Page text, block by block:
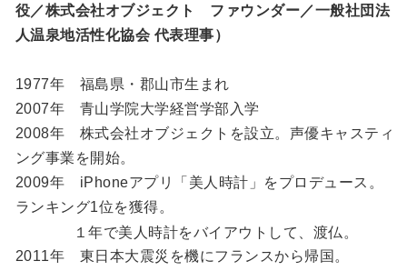
役／株式会社オブジェクト ファウンダー／一般社団法
人温泉地活性化協会 代表理事）
1977年 福島県・郡山市生まれ
2007年 青山学院大学経営学部入学
2008年 株式会社オブジェクトを設立。声優キャスティ
ング事業を開始。
2009年 iPhoneアプリ「美人時計」をプロデュース。
ランキング1位を獲得。
１年で美人時計をバイアウトして、渡仏。
2011年 東日本大震災を機にフランスから帰国。